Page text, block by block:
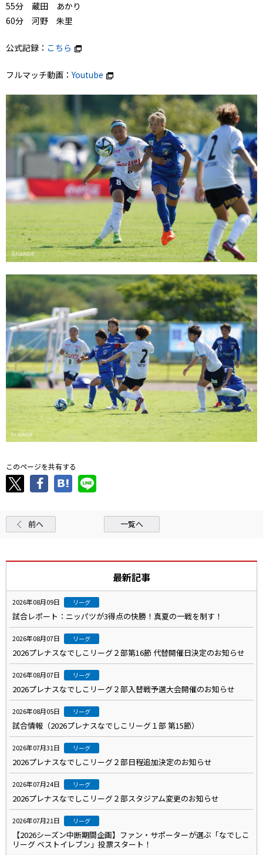
55分 蔵田 あかり
60分 河野 朱里
公式記録： こちら
フルマッチ動画：Youtube
このページを共有する
前へ 一覧へ
最新記事
2026年08月09日 リーグ
試合レポート：ニッパツが3得点の快勝！真夏の一戦を制す！
2026年08月07日 リーグ
2026プレナスなでしこリーグ２部第16節 代替開催日決定のお知らせ
2026年08月07日 リーグ
2026プレナスなでしこリーグ２部入替戦予選大会開催のお知らせ
2026年08月05日 リーグ
試合情報（2026プレナスなでしこリーグ１部 第15節）
2026年07月31日 リーグ
2026プレナスなでしこリーグ２部日程追加決定のお知らせ
2026年07月24日 リーグ
2026プレナスなでしこリーグ２部スタジアム変更のお知らせ
2026年07月21日 リーグ
【2026シーズン中断期間企画】ファン・サポーターが選ぶ「なでしこ
リーグ ベストイレブン」投票スタート！